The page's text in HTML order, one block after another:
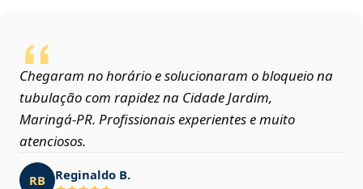
Chegaram no horário e solucionaram o bloqueio na
tubulação com rapidez na Cidade Jardim,
Maringá‑PR. Profissionais experientes e muito
atenciosos.
RB Reginaldo B.